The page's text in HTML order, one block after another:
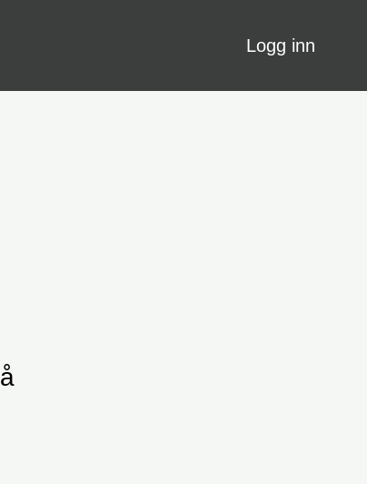
Logg inn